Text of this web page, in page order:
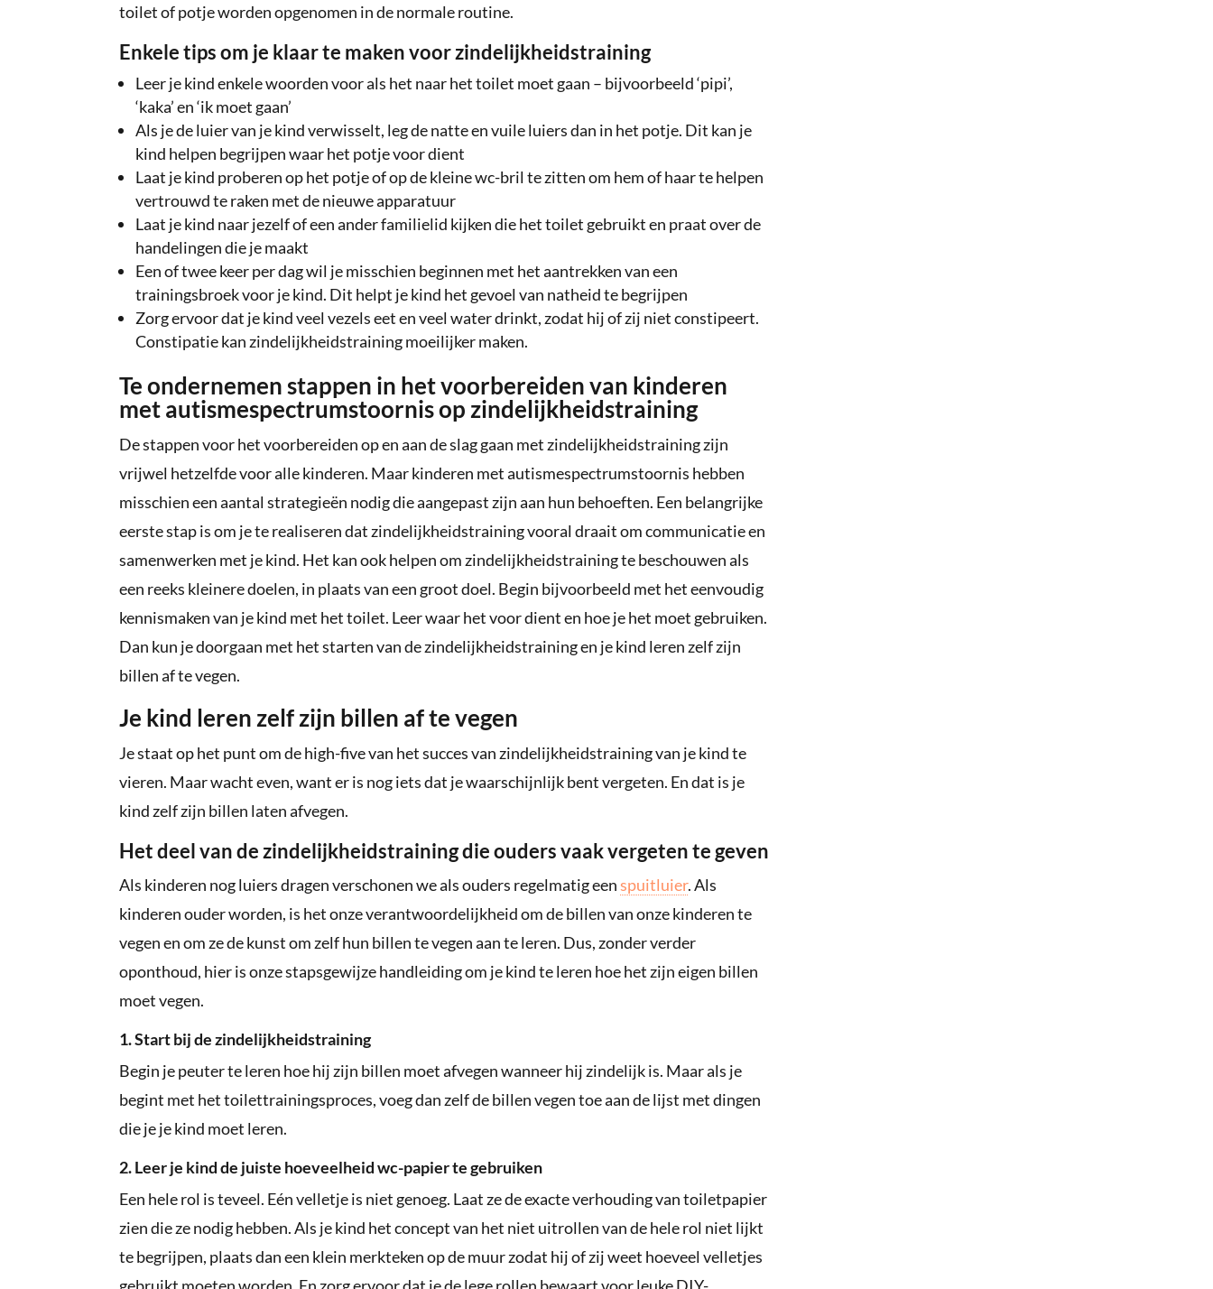
toilet of potje worden opgenomen in de normale routine.
Enkele tips om je klaar te maken voor zindelijkheidstraining
Leer je kind enkele woorden voor als het naar het toilet moet gaan – bijvoorbeeld ‘pipi’,
‘kaka’ en ‘ik moet gaan’
Als je de luier van je kind verwisselt, leg de natte en vuile luiers dan in het potje. Dit kan je
kind helpen begrijpen waar het potje voor dient
Laat je kind proberen op het potje of op de kleine wc-bril te zitten om hem of haar te helpen
vertrouwd te raken met de nieuwe apparatuur
Laat je kind naar jezelf of een ander familielid kijken die het toilet gebruikt en praat over de
handelingen die je maakt
Een of twee keer per dag wil je misschien beginnen met het aantrekken van een
trainingsbroek voor je kind. Dit helpt je kind het gevoel van natheid te begrijpen
Zorg ervoor dat je kind veel vezels eet en veel water drinkt, zodat hij of zij niet constipeert.
Constipatie kan zindelijkheidstraining moeilijker maken.
Te ondernemen stappen in het voorbereiden van kinderen
met autismespectrumstoornis op zindelijkheidstraining
De stappen voor het voorbereiden op en aan de slag gaan met zindelijkheidstraining zijn
vrijwel hetzelfde voor alle kinderen. Maar kinderen met autismespectrumstoornis hebben
misschien een aantal strategieën nodig die aangepast zijn aan hun behoeften. Een belangrijke
eerste stap is om je te realiseren dat zindelijkheidstraining vooral draait om communicatie en
samenwerken met je kind. Het kan ook helpen om zindelijkheidstraining te beschouwen als
een reeks kleinere doelen, in plaats van een groot doel. Begin bijvoorbeeld met het eenvoudig
kennismaken van je kind met het toilet. Leer waar het voor dient en hoe je het moet gebruiken.
Dan kun je doorgaan met het starten van de zindelijkheidstraining en je kind leren zelf zijn
billen af te vegen.
Je kind leren zelf zijn billen af te vegen
Je staat op het punt om de high-five van het succes van zindelijkheidstraining van je kind te
vieren. Maar wacht even, want er is nog iets dat je waarschijnlijk bent vergeten. En dat is je
kind zelf zijn billen laten afvegen.
Het deel van de zindelijkheidstraining die ouders vaak vergeten te geven
Als kinderen nog luiers dragen verschonen we als ouders regelmatig eenspuitluier. Als
kinderen ouder worden, is het onze verantwoordelijkheid om de billen van onze kinderen te
vegen en om ze de kunst om zelf hun billen te vegen aan te leren. Dus, zonder verder
oponthoud, hier is onze stapsgewijze handleiding om je kind te leren hoe het zijn eigen billen
moet vegen.
1. Start bij de zindelijkheidstraining
Begin je peuter te leren hoe hij zijn billen moet afvegen wanneer hij zindelijk is. Maar als je
begint met het toilettrainingsproces, voeg dan zelf de billen vegen toe aan de lijst met dingen
die je je kind moet leren.
2. Leer je kind de juiste hoeveelheid wc-papier te gebruiken
Een hele rol is teveel. Eén velletje is niet genoeg. Laat ze de exacte verhouding van toiletpapier
zien die ze nodig hebben. Als je kind het concept van het niet uitrollen van de hele rol niet lijkt
te begrijpen, plaats dan een klein merkteken op de muur zodat hij of zij weet hoeveel velletjes